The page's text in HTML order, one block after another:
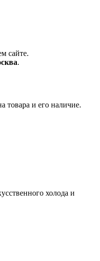
сайте.
.
товара и его наличие.
холода и